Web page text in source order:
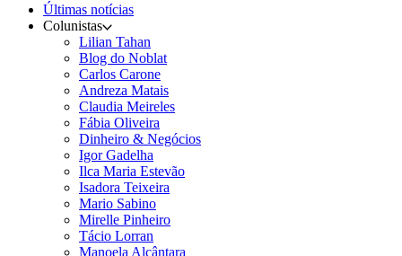
Últimas notícias
Colunistas
Lilian Tahan
Blog do Noblat
Carlos Carone
Andreza Matais
Claudia Meireles
Fábia Oliveira
Dinheiro & Negócios
Igor Gadelha
Ilca Maria Estevão
Isadora Teixeira
Mario Sabino
Mirelle Pinheiro
Tácio Lorran
Manoela Alcântara